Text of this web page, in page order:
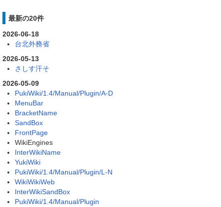
最新の20件
2026-06-18
台北外務省
2026-05-13
さしす汗そ
2026-05-09
PukiWiki/1.4/Manual/Plugin/A-D
MenuBar
BracketName
SandBox
FrontPage
WikiEngines
InterWikiName
YukiWiki
PukiWiki/1.4/Manual/Plugin/L-N
WikiWikiWeb
InterWikiSandBox
PukiWiki/1.4/Manual/Plugin